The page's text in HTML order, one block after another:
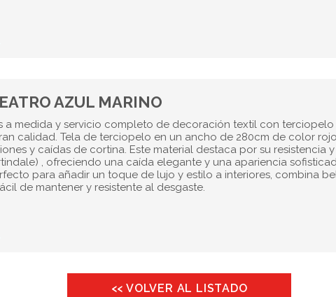
AZUL MARINO
a medida y servicio completo de decoración textil con terciopelo
calidad. Tela de terciopelo en un ancho de 280cm de color
y caídas de cortina. Este material destaca por su resistencia y
, ofreciendo una caída elegante y una apariencia
para añadir un toque de lujo y estilo a interiores, combina
de mantener y resistente al desgaste.
<< VOLVER AL LISTADO